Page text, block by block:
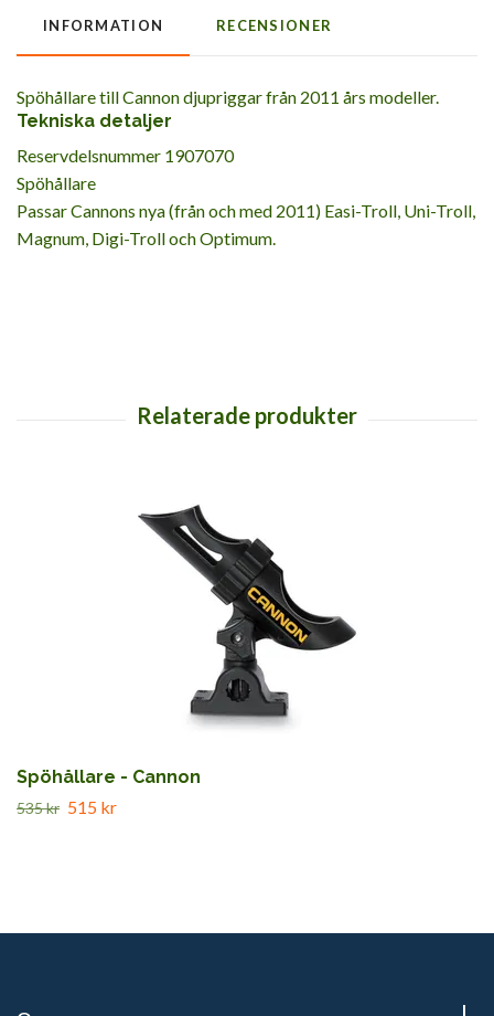
INFORMATION RECENSIONER
Spöhållare till Cannon djupriggar från 2011 års modeller.
Tekniska detaljer
Reservdelsnummer 1907070
Spöhållare
Passar Cannons nya (från och med 2011) Easi-Troll, Uni-Troll,
Magnum, Digi-Troll och Optimum.
Spöhållare - Cannon
535 kr 515 kr